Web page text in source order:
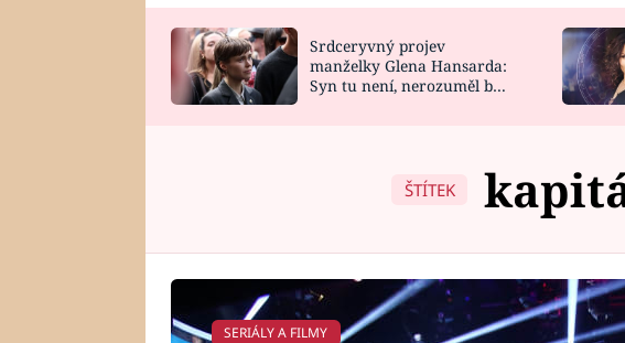
HOROSKOP NA
CELEBRITY
VAŘENÍ
Srdceryvný projev
manželky Glena Hansarda:
Syn tu není, nerozuměl by
ŠTÍTEK
SERIÁLY A FILMY